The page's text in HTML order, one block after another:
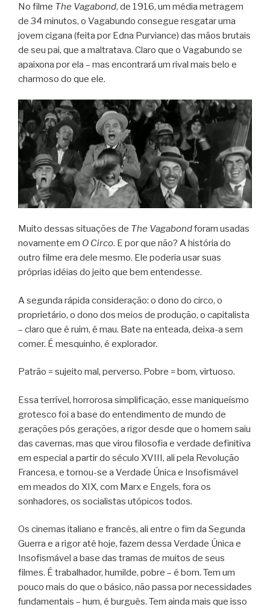
No filme The Vagabond, de 1916, um média metragem
de 34 minutos, o Vagabundo consegue resgatar uma
jovem cigana (feita por Edna Purviance) das mãos brutais
de seu pai, que a maltratava. Claro que o Vagabundo se
apaixona por ela – mas encontrará um rival mais belo e
charmoso do que ele.
Muito dessas situações de The Vagabondforam usadas
novamente em O Circo. E por que não? A história do
outro filme era dele mesmo. Ele poderia usar suas
próprias idéias do jeito que bem entendesse.
A segunda rápida consideração: o dono do circo, o
proprietário, o dono dos meios de produção, o capitalista
– claro que é ruim, é mau. Bate na enteada, deixa-a sem
comer. É mesquinho, é explorador.
Patrão = sujeito mal, perverso. Pobre = bom, virtuoso.
Essa terrível, horrorosa simplificação, esse maniqueísmo
grotesco foi a base do entendimento de mundo de
gerações pós gerações, a rigor desde que o homem saiu
das cavernas, mas que virou filosofia e verdade definitiva
em especial a partir do século XVIII, ali pela Revolução
Francesa, e tornou-se a Verdade Única e Insofismável
em meados do XIX, com Marx e Engels, fora os
sonhadores, os socialistas utópicos todos.
Os cinemas italiano e francês, ali entre o fim da Segunda
Guerra e a rigor até hoje, fazem dessa Verdade Única e
Insofismável a base das tramas de muitos de seus
filmes. É trabalhador, humilde, pobre – é bom. Tem um
pouco mais do que o básico, não passa por necessidades
fundamentais – hum, é burguês. Tem ainda mais que isso